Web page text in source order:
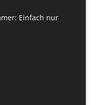
Einfach nur